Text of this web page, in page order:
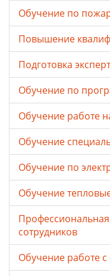
Обучение по
Повышение
Подготовка
Обучение по
Обучение работе
Обучение
Обучение по
Обучение
сотрудников
Обучение работе